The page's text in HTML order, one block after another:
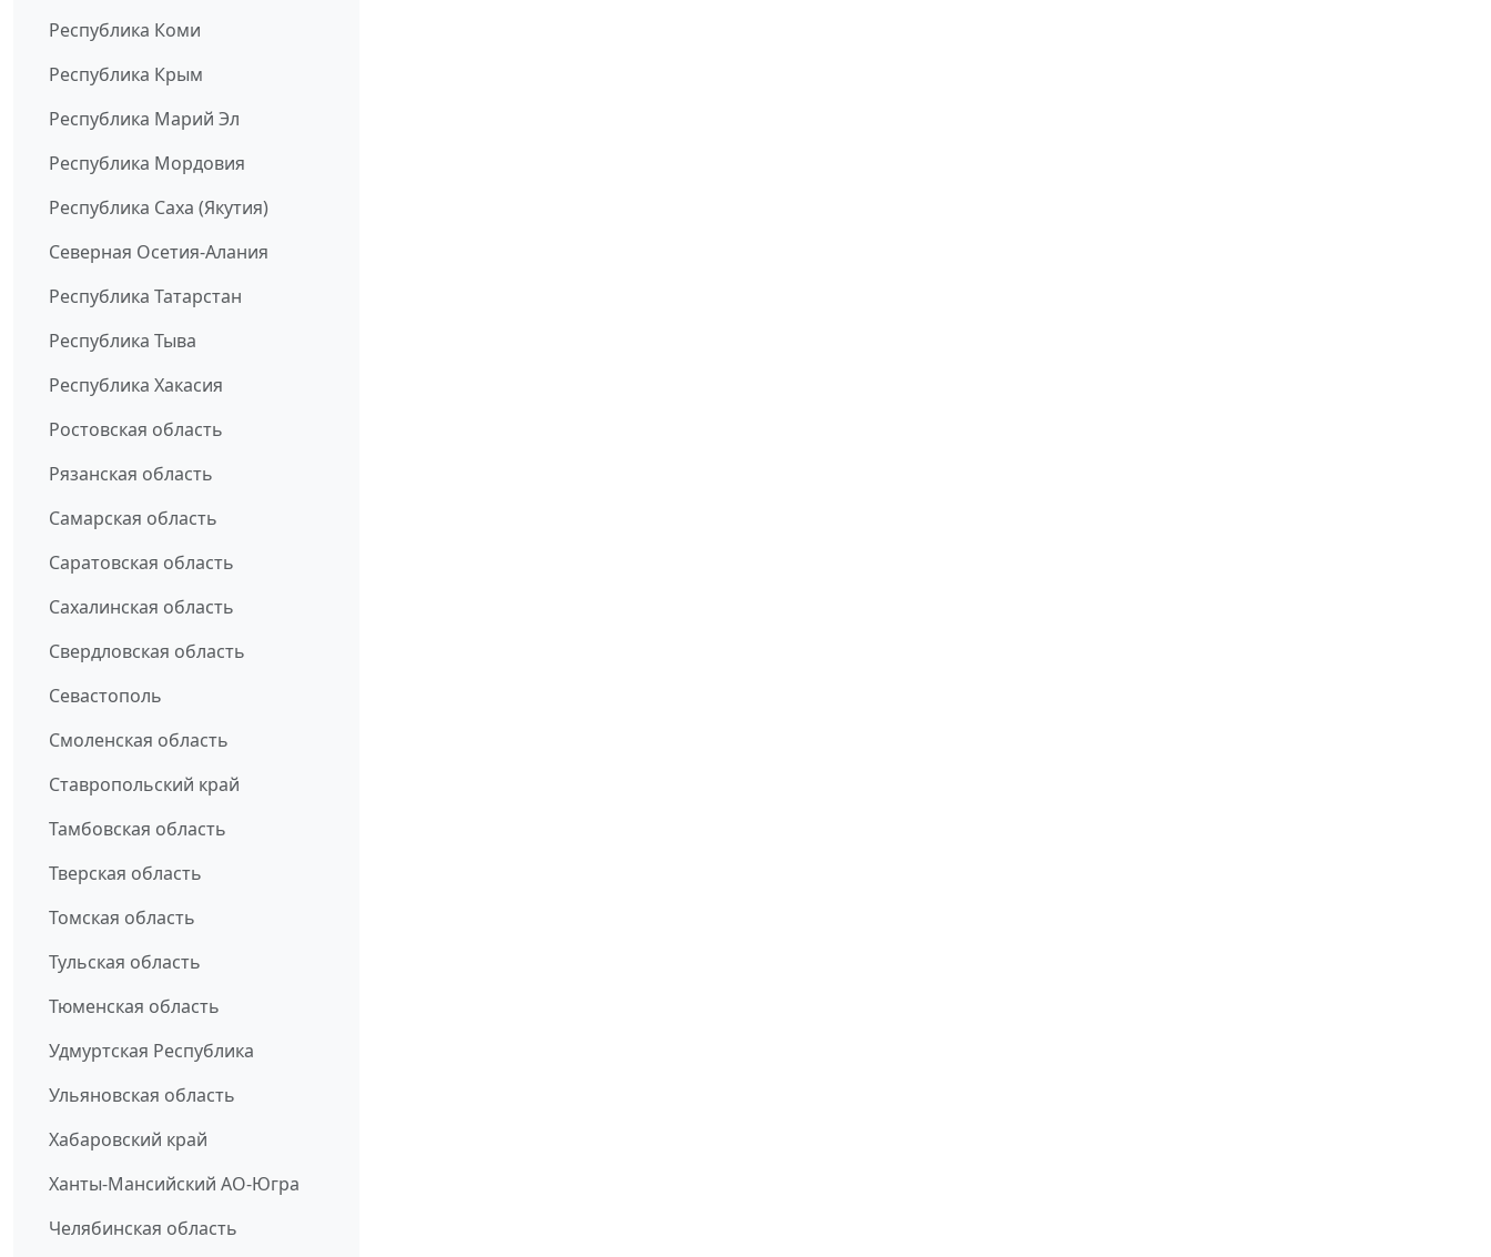
Республика Коми
Республика Крым
Республика Марий Эл
Республика Мордовия
Республика Саха (Якутия)
Северная Осетия-Алания
Республика Татарстан
Республика Тыва
Республика Хакасия
Ростовская область
Рязанская область
Самарская область
Саратовская область
Сахалинская область
Свердловская область
Севастополь
Смоленская область
Ставропольский край
Тамбовская область
Тверская область
Томская область
Тульская область
Тюменская область
Удмуртская Республика
Ульяновская область
Хабаровский край
Ханты-Мансийский АО-Югра
Челябинская область